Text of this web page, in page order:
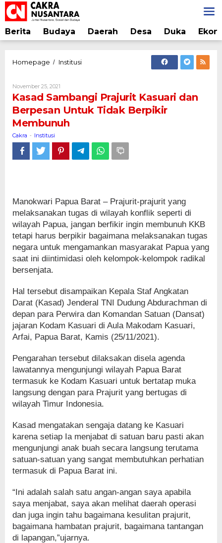
Lewati
ke
konten
Berita Budaya Daerah Desa Duka
Homepage / InstitusiKasad
Kasuari
dan
Berpesan
Berpikir
Membunuh
November 25, 2021
Cakra
Kasad Sambangi Prajurit Kasuari dan
Berpesan Untuk Tidak Berpikir
Membunuh
Cakra - Institusi
Manokwari Papua Barat – Prajurit-prajurit yang
melaksanakan tugas di wilayah konflik seperti di
wilayah Papua, jangan berfikir ingin membunuh KKB
tetapi harus berpikir bagaimana melaksanakan tugas
negara untuk mengamankan masyarakat Papua yang
saat ini diintimidasi oleh kelompok-kelompok radikal
bersenjata.
Hal tersebut disampaikan Kepala Staf Angkatan
Darat (Kasad) Jenderal TNI Dudung Abdurachman di
depan para Perwira dan Komandan Satuan (Dansat)
jajaran Kodam Kasuari di Aula Makodam Kasuari,
Arfai, Papua Barat, Kamis (25/11/2021).
Pengarahan tersebut dilaksakan disela agenda
lawatannya mengunjungi wilayah Papua Barat
termasuk ke Kodam Kasuari untuk bertatap muka
langsung dengan para Prajurit yang bertugas di
wilayah Timur Indonesia.
Kasad mengatakan sengaja datang ke Kasuari
karena setiap Ia menjabat di satuan baru pasti akan
mengunjungi anak buah secara langsung terutama
satuan-satuan yang sangat membutuhkan perhatian
termasuk di Papua Barat ini.
“Ini adalah salah satu angan-angan saya apabila
saya menjabat, saya akan melihat daerah operasi
dan juga ingin tahu bagaimana kesulitan prajurit,
bagaimana hambatan prajurit, bagaimana tantangan
di lapangan,”ujarnya.